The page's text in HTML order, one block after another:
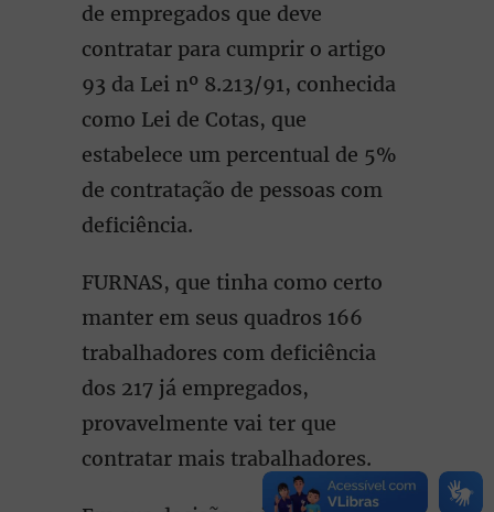
de empregados que deve
contratar para cumprir o artigo
93 da Lei nº 8.213/91, conhecida
como Lei de Cotas, que
estabelece um percentual de 5%
de contratação de pessoas com
deficiência.
FURNAS, que tinha como certo
manter em seus quadros 166
trabalhadores com deficiência
dos 217 já empregados,
provavelmente vai ter que
contratar mais trabalhadores.